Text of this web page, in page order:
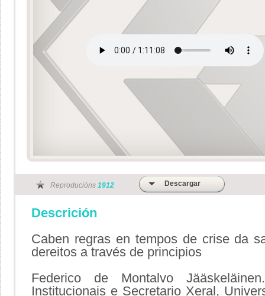
Reproducións 1912 Descargar
Descrición
Caben regras en tempos de crise da
dereitos a través de principios
Federico de Montalvo
Institucionais e Secretario Xeral,